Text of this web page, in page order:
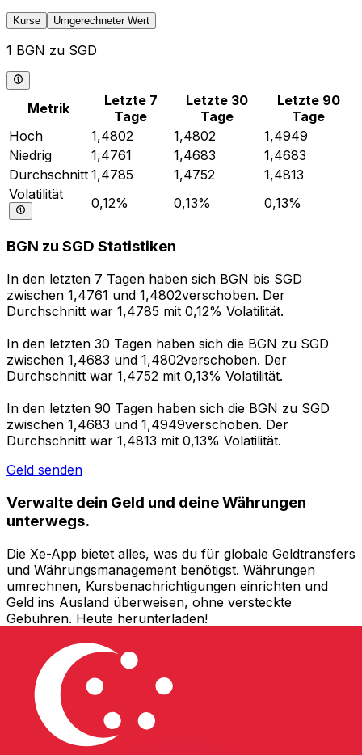
Kurse Umgerechneter Wert
1 BGN zu SGD
Metrik
Letzte 7
Tage
Letzte 30
Tage
Letzte 90
Tage
Hoch
1,4802 1,4802
1,4949
Niedrig
1,4761 1,4683
1,4683
Durchschnitt 1,4785 1,4752
1,4813
Volatilität
0,12% 0,13% 0,13%
BGN zu SGD Statistiken
In den letzten 7 Tagen haben sich BGN bis SGD
zwischen 1,4761 und 1,4802verschoben. Der
Durchschnitt war 1,4785 mit 0,12% Volatilität.
In den letzten 30 Tagen haben sich die BGN zu SGD
zwischen 1,4683 und 1,4802verschoben. Der
Durchschnitt war 1,4752 mit 0,13% Volatilität.
In den letzten 90 Tagen haben sich die BGN zu SGD
zwischen 1,4683 und 1,4949verschoben. Der
Durchschnitt war 1,4813 mit 0,13% Volatilität.
Geld senden
Verwalte dein Geld und deine Währungen
unterwegs.
Die Xe-App bietet alles, was du für globale Geldtransfers
und Währungsmanagement benötigst. Währungen
umrechnen, Kursbenachrichtigungen einrichten und
Geld ins Ausland überweisen, ohne versteckte
Gebühren. Heute herunterladen!